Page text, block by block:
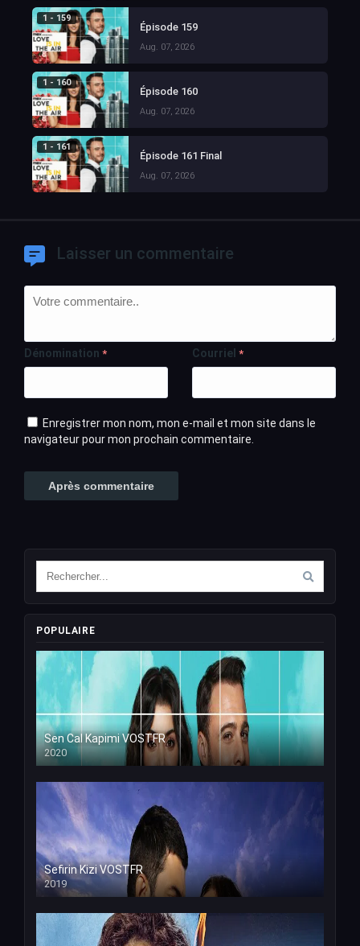
1 - 159
Épisode 159
Aug. 07, 2026
1 - 160
Épisode 160
Aug. 07, 2026
1 - 161
Épisode 161 Final
Aug. 07, 2026
Laisser un commentaire
Dénomination * Courriel *
Enregistrer mon nom, mon e-mail et mon site dans le
navigateur pour mon prochain commentaire.
POPULAIRE
Sen Cal Kapimi VOSTFR
2020
Sefirin Kizi VOSTFR
2019